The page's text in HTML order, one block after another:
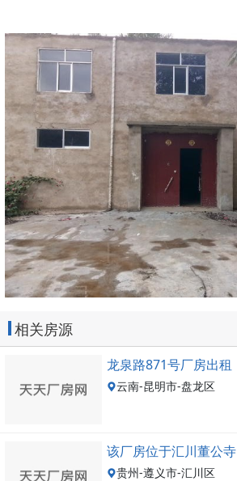
相关房源
龙泉路871号厂房出租
云南-昆明市-盘龙区
该厂房位于汇川董公寺
贵州-遵义市-汇川区